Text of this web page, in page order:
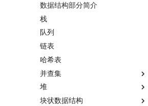
数据结构部分简介
栈
队列
链表
哈希表
并查集
并查集
并查集复杂度
堆
堆简介
块状数据结构